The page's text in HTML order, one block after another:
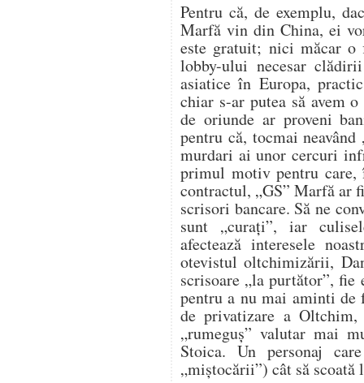
Pentru că, de exemplu,
Marfă vin din China, ei
este gratuit; nici măcar o
lobby-ului necesar
asiatice în Europa,
chiar s-ar putea să avem
de oriunde ar proveni
pentru că, tocmai
murdari ai unor cercuri
primul motiv pentru care,
contractul, „GS” Marfă ar
scrisori bancare. Să ne
sunt „curaţi”, iar
afectează interesele
otevistul oltchimizării,
scrisoare „la purtător”,
pentru a nu mai aminti
de privatizare a
„rumeguş” valutar mai
Stoica. Un personaj
„miştocării”) cât să scoată